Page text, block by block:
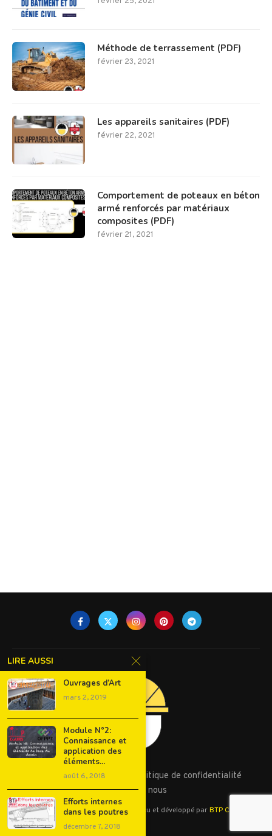
Méthode de terrassement (PDF)
février 23, 2021
Les appareils sanitaires (PDF)
février 22, 2021
Comportement de poteaux en béton
armé renforcés par matériaux
composites (PDF)
février 21, 2021
Conditions d’utilisation
Politique de confidentialité
Contactez nous
©2023 - Tous droits réservés. Conçu et développé parBTP Cours
LIRE AUSSI
Ouvrages d’Art
mars 2, 2019
Module N°2:
Connaissance et
application des
éléments...
août 6, 2018
Efforts internes
dans les poutres
décembre 7, 2018